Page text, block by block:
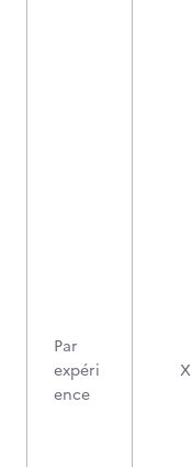
Par
expéri
ence
X